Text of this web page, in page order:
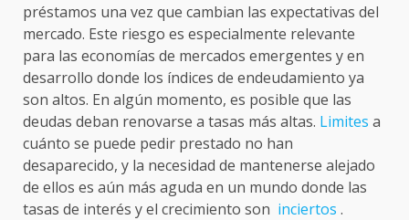
préstamos una vez que cambian las expectativas del
mercado. Este riesgo es especialmente relevante
para las economías de mercados emergentes y en
desarrollo donde los índices de endeudamiento ya
son altos. En algún momento, es posible que las
deudas deban renovarse a tasas más altas. Limites a
cuánto se puede pedir prestado no han
desaparecido, y la necesidad de mantenerse alejado
de ellos es aún más aguda en un mundo donde las
tasas de interés y el crecimiento son inciertos .